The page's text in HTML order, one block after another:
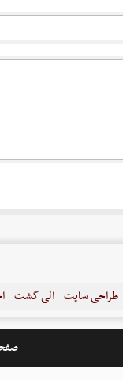
طراحی سایت الی گشت